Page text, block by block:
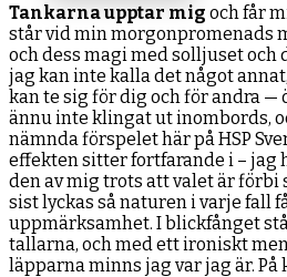
Tankarna upptar mig och får
står vid min morgonpromenads
och dess magi med solljuset och
jag kan inte kalla det något
kan te sig för dig och för andra —
ännu inte klingat ut inombords,
nämnda förspelet här på HSP
effekten sitter fortfarande i – jag
den av mig trots att valet är förbi
sist lyckas så naturen i varje fall
uppmärksamhet. I blickfånget
tallarna, och med ett ironiskt
läpparna minns jag var jag är. På